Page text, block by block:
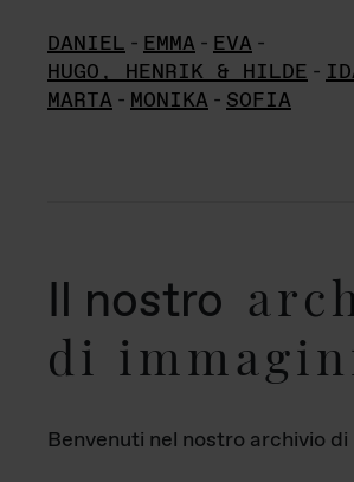
DANIEL - EMMA - EVA -
HUGO, HENRIK & HILDE -
MARTA - MONIKA - SOFIA
Il nostro
di
Benvenuti nel nostro archivio